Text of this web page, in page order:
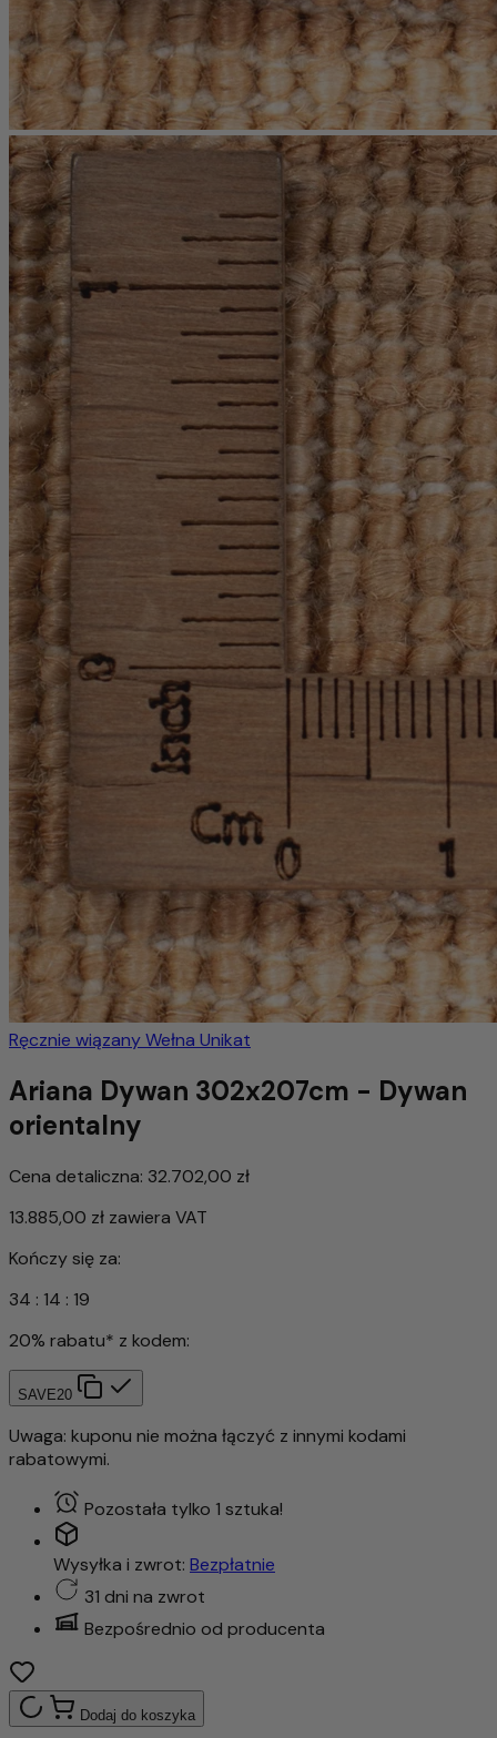
Ręcznie wiązanyWełna Unikat
Ariana Dywan 302x207cm - Dywan
orientalny
Cena detaliczna: 32.702,00 zł
13.885,00 zł zawiera VAT
Kończy się za:
34 : 14 : 16
20% rabatu* z kodem:
SAVE20
Uwaga: kuponu nie można łączyć z innymi kodami
rabatowymi.
Pozostała tylko 1 sztuka!
Wysyłka i zwrot: Bezpłatnie
31 dni na zwrot
Bezpośrednio od producenta
Dodaj do koszyka